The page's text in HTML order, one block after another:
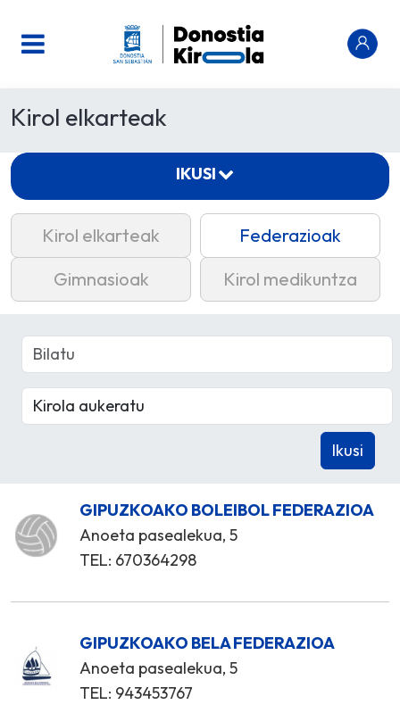
Kirol elkarteak
Kirol elkarteak
Federazioak
Gimnasioak
Kirol medikuntza
GIPUZKOAKO BOLEIBOL FEDERAZIOA
Anoeta pasealekua, 5
TEL: 670364298
GIPUZKOAKO BELA FEDERAZIOA
Anoeta pasealekua, 5
TEL: 943453767
IKUSI